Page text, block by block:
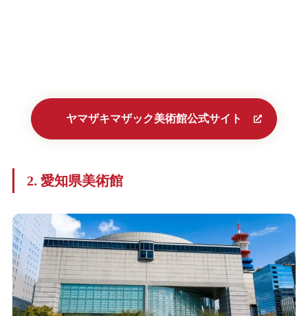
ヤマザキマザック美術館公式サイト
2. 愛知県美術館